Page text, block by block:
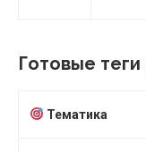
Готовые
Тематика